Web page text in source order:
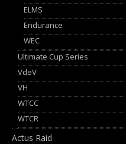
ELMS
Endurance
WEC
Ultimate Cup Series
VdeV
VH
WTCC
WTCR
Actus Raid